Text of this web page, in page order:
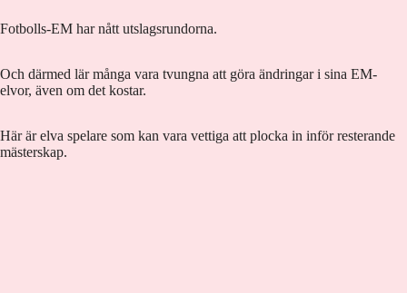
Fotbolls-EM har nått utslagsrundorna.
Och därmed lär många vara tvungna att göra ändringar i sina EM-
elvor, även om det kostar.
Här är elva spelare som kan vara vettiga att plocka in inför resterande
mästerskap.